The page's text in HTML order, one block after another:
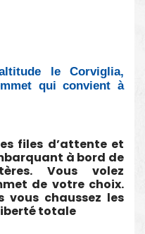
le Corviglia,
qui convient à
files d’attente et
à bord de
Vous volez
de votre choix.
vous chaussez les
totale